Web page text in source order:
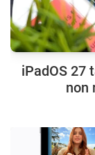
iPadOS 27
non